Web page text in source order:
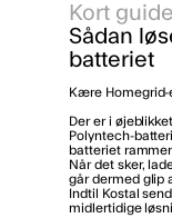
Kort guide
Sådan
batteriet
Kære Homegrid-
Der er i
Polyntech-
batteriet
Når det sker,
går dermed glip
Indtil Kostal
midlertidige